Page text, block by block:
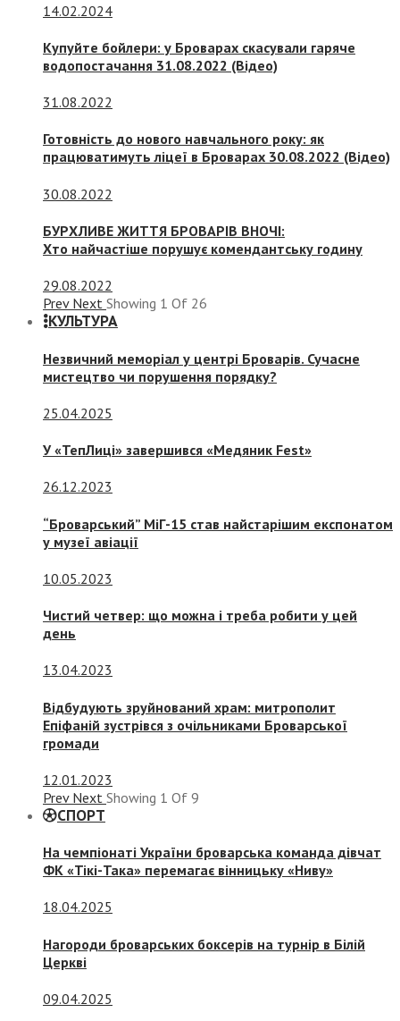
14.02.2024
Купуйте бойлери: у Броварах скасували гаряче
водопостачання 31.08.2022 (Відео)
31.08.2022
Готовність до нового навчального року: як
працюватимуть ліцеї в Броварах 30.08.2022 (Відео)
30.08.2022
БУРХЛИВЕ ЖИТТЯ БРОВАРІВ ВНОЧІ:
Хто найчастіше порушує комендантську годину
29.08.2022
Prev Next Showing 1 Of 26
КУЛЬТУРА
Незвичний меморіал у центрі Броварів. Сучасне
мистецтво чи порушення порядку?
25.04.2025
У «ТепЛиці» завершився «Медяник Fest»
26.12.2023
“Броварський” МіГ-15 став найстарішим експонатом
у музеї авіації
10.05.2023
Чистий четвер: що можна і треба робити у цей
день
13.04.2023
Відбудують зруйнований храм: митрополит
Епіфаній зустрівся з очільниками Броварської
громади
12.01.2023
Prev Next Showing 1 Of 9
СПОРТ
На чемпіонаті України броварська команда дівчат
ФК «Тікі-Така» перемагає вінницьку «Ниву»
18.04.2025
Нагороди броварських боксерів на турнір в Білій
Церкві
09.04.2025